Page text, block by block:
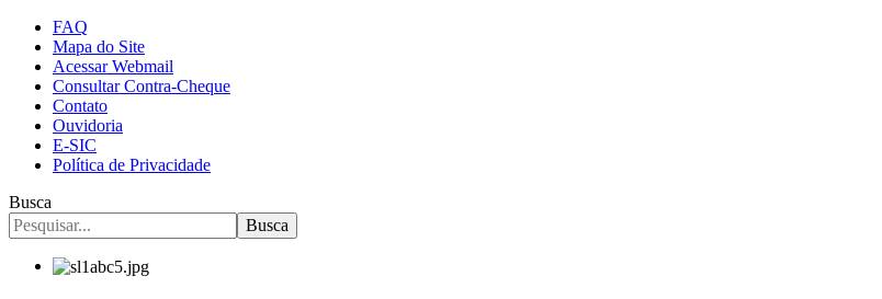
FAQ
Mapa do Site
Acessar Webmail
Consultar Contra-Cheque
Contato
Ouvidoria
E-SIC
Política de Privacidade
Busca
Busca